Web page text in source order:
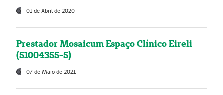
01 de Abril de 2020
Prestador Mosaicum Espaço Clínico Eireli
(51004355-5)
07 de Maio de 2021